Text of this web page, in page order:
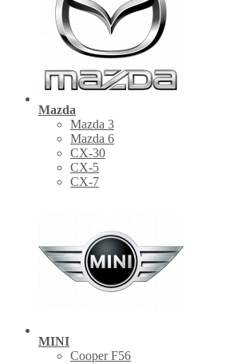
Mazda
Mazda 3
Mazda 6
CX-30
СХ-5
CX-7
MINI
Cooper F56